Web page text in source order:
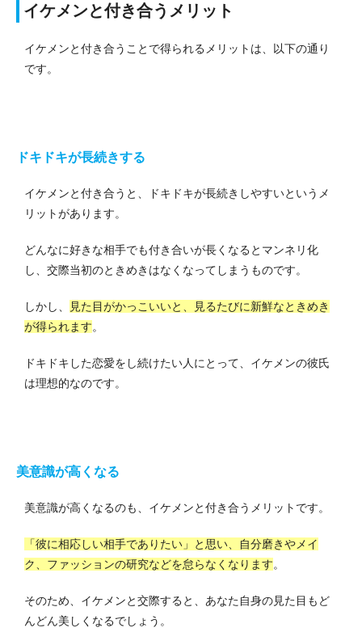
イケメンと付き合うメリット
イケメンと付き合うことで得られるメリットは、以下の通り
です。
ドキドキが長続きする
イケメンと付き合うと、ドキドキが長続きしやすいというメ
リットがあります。
どんなに好きな相手でも付き合いが長くなるとマンネリ化
し、交際当初のときめきはなくなってしまうものです。
しかし、
見た目がかっこいいと、見るたびに新鮮なときめき
が得られます。
ドキドキした恋愛をし続けたい人にとって、イケメンの彼氏
は理想的なのです。
美意識が高くなる
美意識が高くなるのも、イケメンと付き合うメリットです。
「彼に相応しい相手でありたい」と思い、自分磨きやメイ
ク、ファッションの研究などを怠らなくなります。
そのため、イケメンと交際すると、あなた自身の見た目もど
んどん美しくなるでしょう。